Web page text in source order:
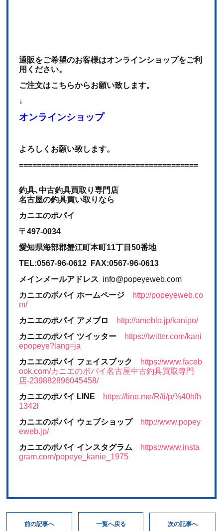
通販をご希望のお客様はオンラインショップをご利
用ください。
ご注文はこちらからお願い致します。
↓
オンラインショップ
よろしくお願い致します。
========================================
釣具､中古釣具買取り専門店
名古屋の釣具買い取りなら
カニエのポパイ
〒497-0034
愛知県海部郡蟹江町本町11丁目50番地
TEL:0567-96-0612 FAX:0567-96-0613
メインメールアドレス info@popeyeweb.com
カニエのポパイ ホームページ
http://popeyeweb.co
m/
カニエのポパイ アメブロ
http://ameblo.jp/kanipo/
カニエのポパイ ツイッター
https://twitter.com/kani
epopeye?lang=ja
カニエのポパイ フェイスブック
https://www.faceb
ook.com/カニエのポパイ名古屋中古釣具買取専門
店-239882896045458/
カニエのポパイ LINE
https://line.me/R/ti/p/%40hfh
1342l
カニエのポパイ ウェブショップ
http://www.popey
eweb.jp/
カニエのポパイ インスタグラム
https://www.insta
gram.com/popeye_kanie_1975
前の記事へ 一覧へ戻る 次の記事へ